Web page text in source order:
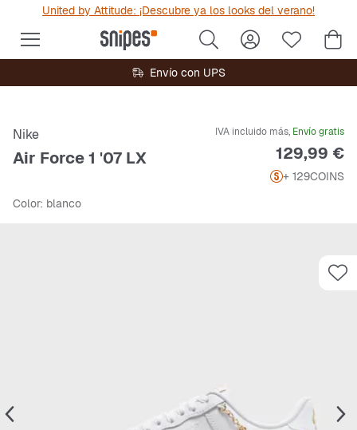
United by Attitude: ¡Descubre ya los looks del verano!
Envío con UPS
Nike
Air Force 1 '07 LX
IVA incluido más, Envío gratis
Precio
129,99 €
+ 129COINS
Color: blanco